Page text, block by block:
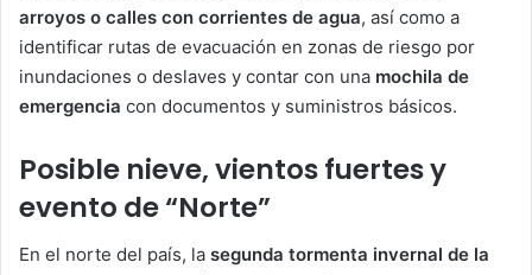
arroyos o calles con corrientes de agua, así como a
identificar rutas de evacuación en zonas de riesgo por
inundaciones o deslaves y contar con una mochila de
emergencia con documentos y suministros básicos.
Posible nieve, vientos fuertes y
evento de “Norte”
En el norte del país, la segunda tormenta invernal de la